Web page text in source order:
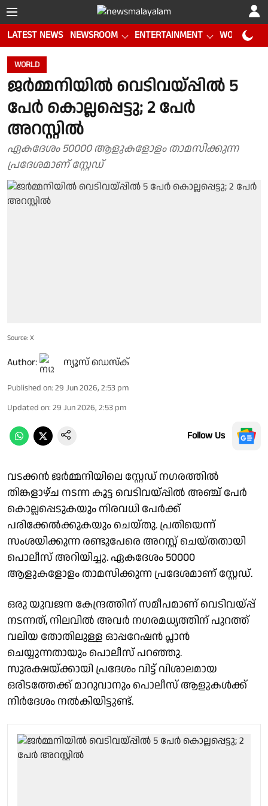
LATEST NEWS NEWSROOM ENTERTAINMENT WORLD CUP
WORLD
ജർമ്മനിയിൽ വെടിവയ്പ്പിൽ 5
പേർ കൊല്ലപ്പെട്ടു; 2 പേർ
അറസ്റ്റിൽ
ഏകദേശം 50000 ആളുകളോളം താമസിക്കുന്ന
പ്രദേശമാണ് സ്റ്റേഡ്
Source: X
Author: ന്യൂസ് ഡെസ്ക്
Published on: 29 Jun 2026, 2:53 pm
Updated on: 29 Jun 2026, 2:53 pm
Follow Us
വടക്കൻ ജർമ്മനിയിലെ സ്റ്റേഡ് നഗരത്തിൽ
തിങ്കളാഴ്ച നടന്ന കൂട്ട വെടിവയ്പ്പിൽ അഞ്ച് പേർ
കൊല്ലപ്പെടുകയും നിരവധി പേർക്ക്
പരിക്കേൽക്കുകയും ചെയ്തു. പ്രതിയെന്ന്
സംശയിക്കുന്ന രണ്ടുപേരെ അറസ്റ്റ് ചെയ്തതായി
പൊലീസ് അറിയിച്ചു. ഏകദേശം 50000
ആളുകളോളം താമസിക്കുന്ന പ്രദേശമാണ് സ്റ്റേഡ്.
ഒരു യുവജന കേന്ദ്രത്തിന് സമീപമാണ് വെടിവയ്പ്പ്
നടന്നത്, നിലവിൽ അവർ നഗരമധ്യത്തിന് പുറത്ത്
വലിയ തോതിലുള്ള ഓപ്പറേഷൻ പ്ലാൻ
ചെയ്യുന്നതായും പൊലീസ് പറഞ്ഞു.
സുരക്ഷയ്ക്കായി പ്രദേശം വിട്ട് വിശാലമായ
ഒരിടത്തേക്ക് മാറുവാനും പൊലീസ് ആളുകൾക്ക്
നിർദേശം നൽകിയിട്ടുണ്ട്.